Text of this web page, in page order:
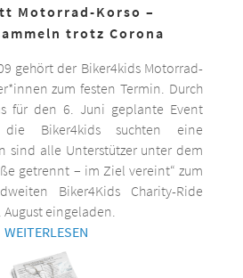
Motorrad-Korso –
trotz Corona
gehört der Biker4kids Motorrad-
zum festen Termin. Durch
für den 6. Juni geplante Event
Biker4kids suchten eine
sind alle Unterstützer unter dem
getrennt – im Ziel vereint“ zum
Biker4Kids Charity-Ride
eingeladen.
WEITERLESEN